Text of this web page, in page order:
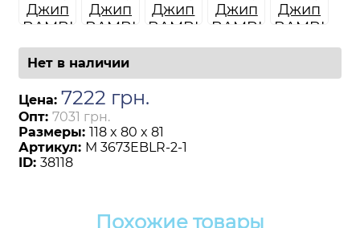
Нет в наличии
Цена: 7222 грн.
Опт: 7031 грн.
Размеры: 118 x 80 x 81
Артикул: M 3673EBLR-2-1
ID: 38118
Похожие товары